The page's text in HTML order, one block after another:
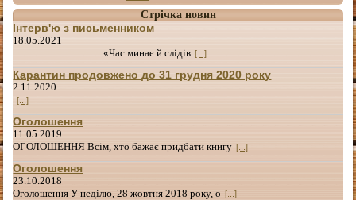
Стрічка новин
Інтерв'ю з письменником
18.05.2021
«Час минає й слідів [...]
Карантин продовжено до 31 грудня 2020 року
2.11.2020
[...]
Оголошення
11.05.2019
ОГОЛОШЕННЯ Всім, хто бажає придбати книгу [...]
Оголошення
23.10.2018
Оголошення У неділю, 28 жовтня 2018 року, о [...]